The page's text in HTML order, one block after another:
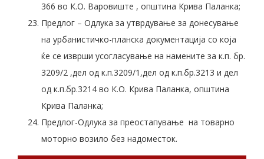
366 во К.О. Варовиште , општина Крива Паланка;
Предлог – Одлука за утврдување за донесување
на урбанистичко-планска документација со која
ќе се изврши усогласување на намените за к.п. бр.
3209/2 ,дел од к.п.3209/1,дел од к.п.бр.3213 и дел
од к.п.бр.3214 во К.О. Крива Паланка, општина
Крива Паланка;
Предлог-Одлука за преостапување на товарно
моторно возило без надоместок.